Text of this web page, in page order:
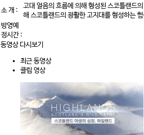
소 개 :
고대 얼음의 흐름에 의해 형성된 스코틀랜드
해 스코틀랜드의 광활한 고지대를 형성하는
방영예
정시간 :
동영상 다시보기
최근 동영상
클립 영상